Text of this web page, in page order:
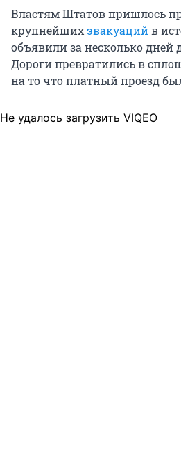
Властям Штатов пришлось
крупнейшихэвакуацийв
объявили за несколько дней
Дороги превратились в
на то что платный проезд
Не удалось загрузить VIQEO